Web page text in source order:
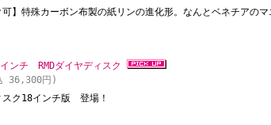
可】特殊カーボン布製の紙リンの進化形。なんとベネチアのマ
ンチ RMDダイヤディスク
36,300円)
スク18インチ版 登場！